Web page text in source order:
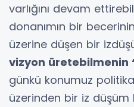
varlığını devam
donanımın bir
üzerine düşen bir
vizyon üretebilmenin
günkü konumuz
üzerinden bir iz